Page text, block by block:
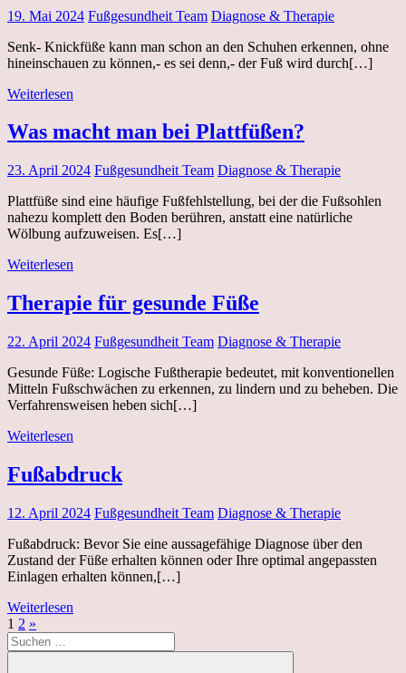
19. Mai 2024 Fußgesundheit Team Diagnose & Therapie
Senk- Knickfüße kann man schon an den Schuhen erkennen, ohne
hineinschauen zu können,- es sei denn,- der Fuß wird durch[…]
Weiterlesen
Was macht man bei Plattfüßen?
23. April 2024 Fußgesundheit Team Diagnose & Therapie
Plattfüße sind eine häufige Fußfehlstellung, bei der die Fußsohlen
nahezu komplett den Boden berühren, anstatt eine natürliche
Wölbung aufzuweisen. Es[…]
Weiterlesen
Therapie für gesunde Füße
22. April 2024 Fußgesundheit Team Diagnose & Therapie
Gesunde Füße: Logische Fußtherapie bedeutet, mit konventionellen
Mitteln Fußschwächen zu erkennen, zu lindern und zu beheben. Die
Verfahrensweisen heben sich[…]
Weiterlesen
Fußabdruck
12. April 2024 Fußgesundheit Team Diagnose & Therapie
Fußabdruck: Bevor Sie eine aussagefähige Diagnose über den
Zustand der Füße erhalten können oder Ihre optimal angepassten
Einlagen erhalten können,[…]
Weiterlesen
Seitennummerierung
der
1 2 Nächste
Beiträge
»
Suchen
nach: